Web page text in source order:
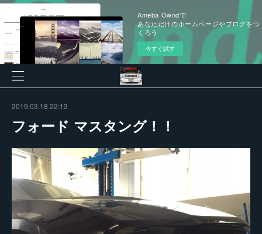
Ameba Owndで
あなただけのホームページやブログをつ
くろう
今すぐ試す
2019.03.18 22:13
フォード マスタング！！